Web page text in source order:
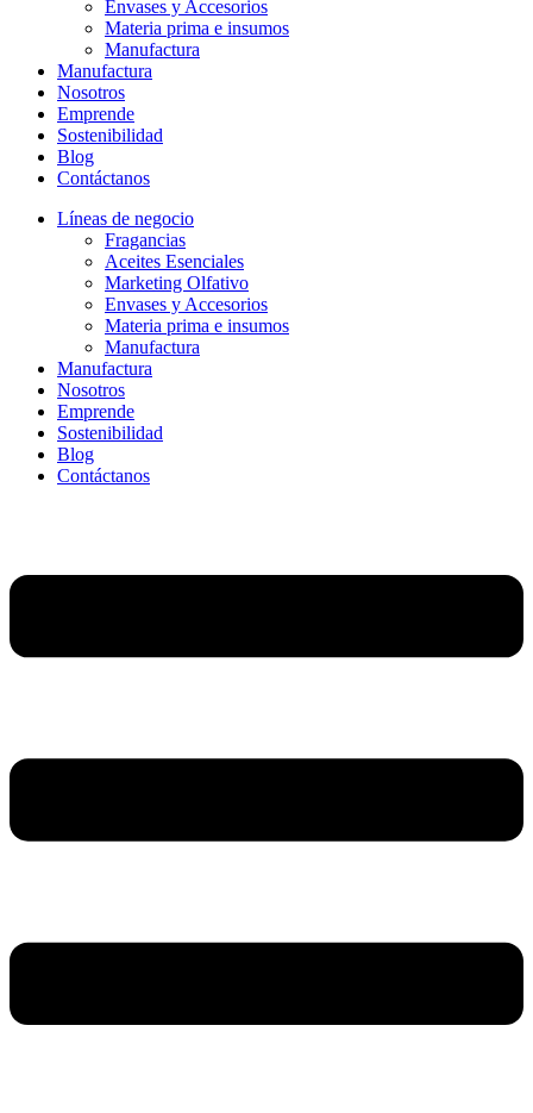
Envases y Accesorios
Materia prima e insumos
Manufactura
Manufactura
Nosotros
Emprende
Sostenibilidad
Blog
Contáctanos
Líneas de negocio
Fragancias
Aceites Esenciales
Marketing Olfativo
Envases y Accesorios
Materia prima e insumos
Manufactura
Manufactura
Nosotros
Emprende
Sostenibilidad
Blog
Contáctanos